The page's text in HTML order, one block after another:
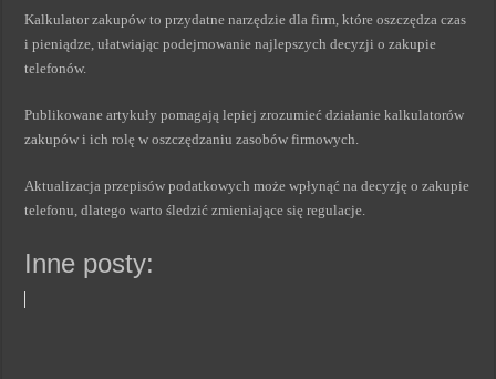
Kalkulator zakupów to przydatne narzędzie dla firm, które oszczędza czas
i pieniądze, ułatwiając podejmowanie najlepszych decyzji o zakupie
telefonów.
Publikowane artykuły pomagają lepiej zrozumieć działanie kalkulatorów
zakupów i ich rolę w oszczędzaniu zasobów firmowych.
Aktualizacja przepisów podatkowych może wpłynąć na decyzję o zakupie
telefonu, dlatego warto śledzić zmieniające się regulacje.
Inne posty: